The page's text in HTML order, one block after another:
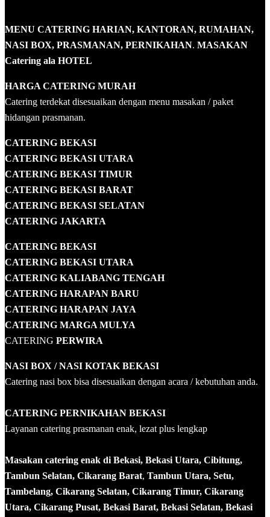
MENU CATERING HARIAN, KANTORAN, RUMAHAN,
NASI BOX, PRASMANAN, PERNIKAHAN. MASAKAN
Catering ala HOTEL
HARGA CATERING MURAH
Catering terdekat disesuaikan dengan menu masakan / paket
hidangan prasmanan.
CATERING BEKASI
CATERING BEKASI UTARA
CATERING BEKASI TIMUR
CATERING BEKASI BARAT
CATERING BEKASI SELATAN
CATERING JAKARTA
CATERING BEKASI
CATERING BEKASI UTARA
CATERING KALIABANG TENGAH
CATERING HARAPAN BARU
CATERING HARAPAN JAYA
CATERING MARGA MULYA
CATERING PERWIRA
NASI BOX / NASI KOTAK BEKASI
Catering nasi box bisa disesuaikan dengan acara / kebutuhan anda.
CATERING PERNIKAHAN BEKASI
Layanan catering prasmanan enak, lezat plus lengkap
Masakan catering enak di Bekasi, Bekasi Utara, Cibitung,
Tambun Selatan, Cikarang Barat, Tambun Utara, Setu,
Tambelang, Cikarang Selatan, Cikarang Timur, Cikarang
Utara, Cikarang Pusat, Bekasi Barat, Bekasi Selatan, Bekasi